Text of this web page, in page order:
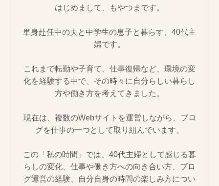
はじめまして、もやつまです。
単身赴任中の夫と中学生の息子と暮らす、40代主
婦です。
これまで転勤や子育て、仕事復帰など、環境の変
化を経験する中で、その時々に自分らしい暮らし
方や働き方を考えてきました。
現在は、複数のWebサイトを運営しながら、ブロ
グを仕事の一つとして取り組んでいます。
この「私の時間」では、40代主婦として感じる暮
らしの変化、仕事や働き方への向き合い方、ブロ
グ運営の経験、自分自身の時間の楽しみ方につい